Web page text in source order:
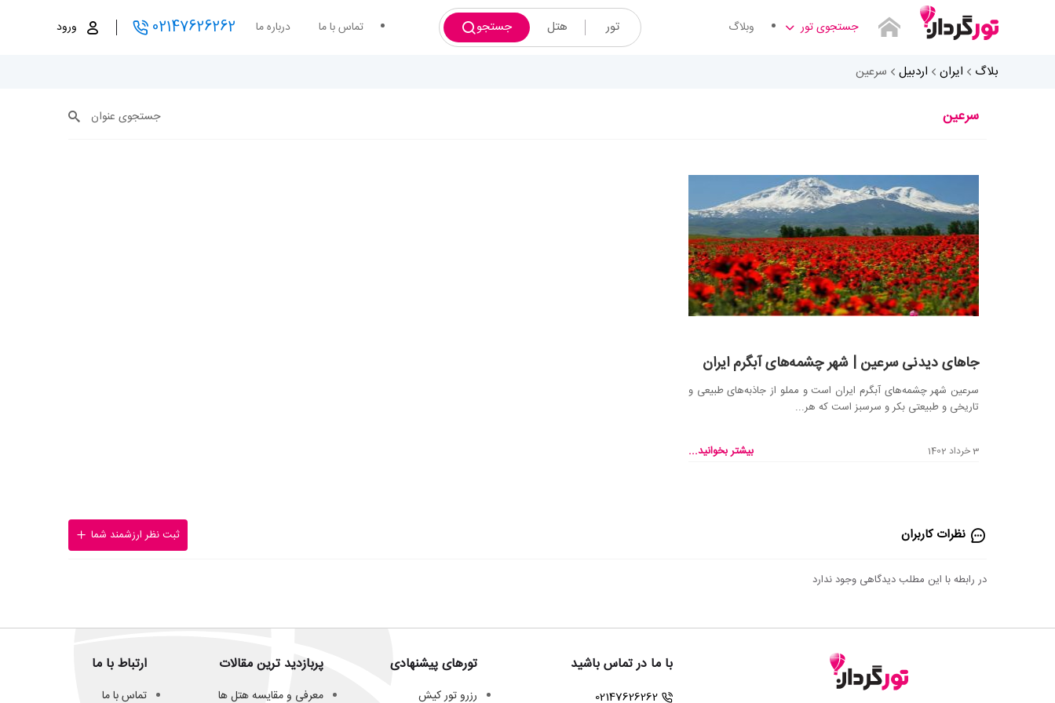
جستجوی تور وبلاگ تور هتل جستجو تماس با ما درباره ما 02147626262 ورود
بلاگ ایران اردبیل سرعین
سرعین جستجوی عنوان
جاهای دیدنی سرعین | شهر چشمه‌های آبگرم ایران
سرعین شهر چشمه‌های آبگرم ایران است و مملو از جاذبه‌های طبیعی و
تاریخی و طبیعتی بکر و سرسبز است که هر...
3 خرداد 1402 بیشتر بخوانید...
نظرات کاربران ثبت نظر ارزشمند شما
در رابطه با این مطلب دیدگاهی وجود ندارد
با ما در تماس باشید
02147626262
تورهای پیشنهادی
رزرو تور کیش
پربازدید ترین مقالات
معرفی و مقایسه هتل ها
ارتباط با ما
تماس با ما